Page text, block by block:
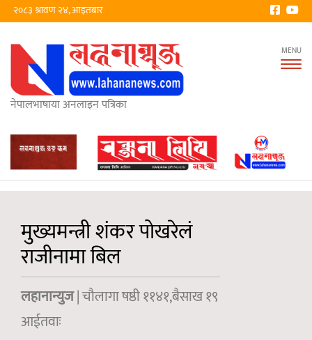
२०८३ श्रावण २४, आइतबार
नेपालभाषाया अनलाइन पत्रिका
मुख्यमन्त्री शंकर पोखरेलं
राजीनामा बिल
लहानान्युज| चौलागा षष्ठी ११४१,बैसाख १९
आईतवाः